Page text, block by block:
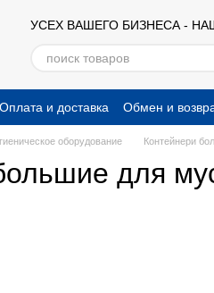
УСЕХ ВАШЕГО БИЗНЕСА -
Оплата и доставка Обмен и
договор (оферта)
оборудование Контейнери
для